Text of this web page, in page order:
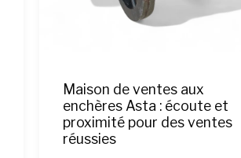
Maison de ventes aux
enchères Asta : écoute et
proximité pour des ventes
réussies